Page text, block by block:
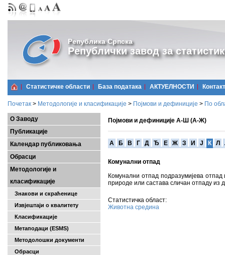
Република Српска
Републички завод за
Статистичке области Базa података АКТУЕЛНОСТИ Контакт
Почетак > Методологије и класификације > Појмови и дефиниције > По
О Заводу
Публикације
Календар публиковања
Обрасци
Методологије и
класификације
Знакови и скраћенице
Извјештаји о квалитету
Класификације
Метаподаци (ESMS)
Методолошки документи
Обрасци
Појмови и дефиниције А-Ш (А-Ж)
A Б В Г Д Ђ Е Ж З И Ј К Л
Комунални отпад
Комунални отпад подразумијева отпад
природе или састава сличан отпаду из
Статистичка област:
Животна средина